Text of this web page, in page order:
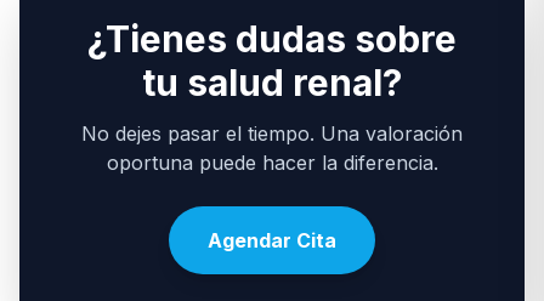
¿Tienes dudas sobre
tu salud renal?
No dejes pasar el tiempo. Una valoración
oportuna puede hacer la diferencia.
Agendar Cita